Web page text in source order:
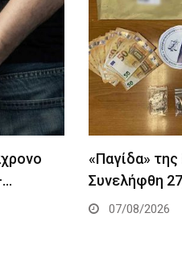
«Παγίδα»
Συνελήφθη
07/08/2026